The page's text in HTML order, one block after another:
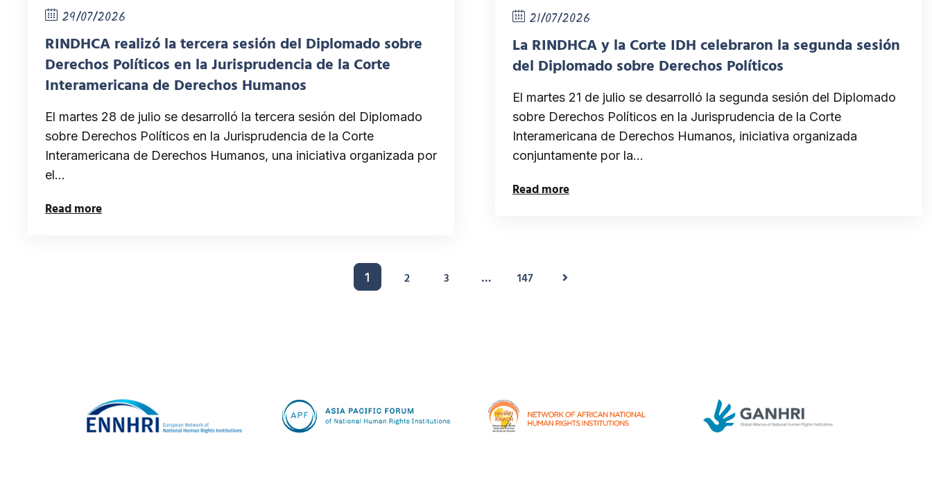
29/07/2026
RINDHCA realizó la tercera sesión del Diplomado sobre
Derechos Políticos en la Jurisprudencia de la Corte
Interamericana de Derechos Humanos
El martes 28 de julio se desarrolló la tercera sesión del Diplomado
sobre Derechos Políticos en la Jurisprudencia de la Corte
Interamericana de Derechos Humanos, una iniciativa organizada por
el…
Read more
21/07/2026
La RINDHCA y la Corte IDH celebraron la segunda sesión
del Diplomado sobre Derechos Políticos
El martes 21 de julio se desarrolló la segunda sesión del Diplomado
sobre Derechos Políticos en la Jurisprudencia de la Corte
Interamericana de Derechos Humanos, iniciativa organizada
conjuntamente por la…
Read more
1 2 3 … 147